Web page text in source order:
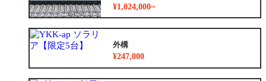
¥1,024,000~
外構
¥247,000